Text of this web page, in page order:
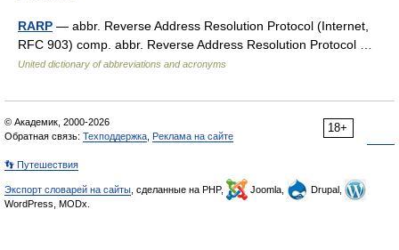
RARP — abbr. Reverse Address Resolution Protocol (Internet,
RFC 903) comp. abbr. Reverse Address Resolution Protocol …
United dictionary of abbreviations and acronyms
18+
© Академик, 2000-2026
Обратная связь: Техподдержка Реклама на сайте
👣 Путешествия
Экспорт словарей на сайты , сделанные на PHP, Joomla,
Drupal,
WordPress, MODx.